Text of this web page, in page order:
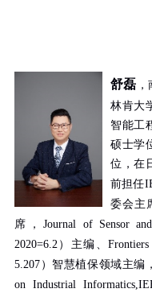
舒磊
林肯大
智能工
硕士学
位，在
前担任
委会主
席，Journal of Sensor
2020=6.2 ）主编、
5.207）智慧植保领域主编
on Industrial